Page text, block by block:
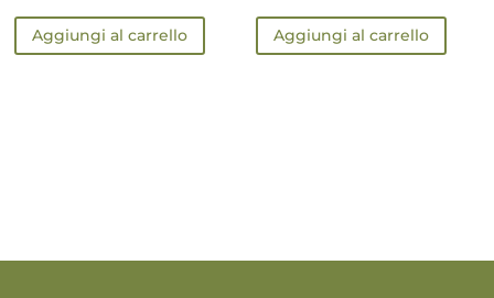
Aggiungi al carrello Aggiungi al carrello